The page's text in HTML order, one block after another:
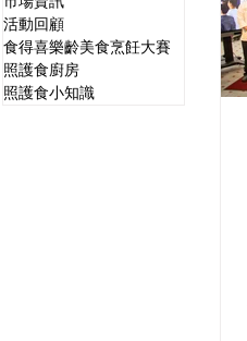
活動回顧
食得喜樂齡美食烹飪大賽
照護食廚房
照護食小知識